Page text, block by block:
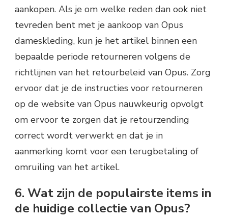
aankopen. Als je om welke reden dan ook niet
tevreden bent met je aankoop van Opus
dameskleding, kun je het artikel binnen een
bepaalde periode retourneren volgens de
richtlijnen van het retourbeleid van Opus. Zorg
ervoor dat je de instructies voor retourneren
op de website van Opus nauwkeurig opvolgt
om ervoor te zorgen dat je retourzending
correct wordt verwerkt en dat je in
aanmerking komt voor een terugbetaling of
omruiling van het artikel.
6. Wat zijn de populairste items in
de huidige collectie van Opus?